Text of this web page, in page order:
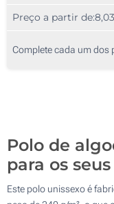
Preço a partir de:
Complete cada um dos
Polo de
para os
Este polo unissexo é